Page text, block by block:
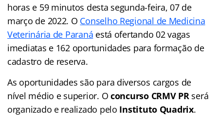
horas e 59 minutos desta segunda-feira, 07 de
março de 2022. O Conselho Regional de Medicina
Veterinária de Paraná está ofertando 02 vagas
imediatas e 162 oportunidades para formação de
cadastro de reserva.
As oportunidades são para diversos cargos de
nível médio e superior. O concurso CRMV PRserá
organizado e realizado pelo Instituto Quadrix.